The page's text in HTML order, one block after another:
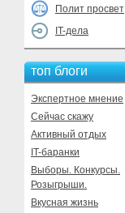
Полит просвет
IT-дела
топ блоги
Экспертное мнение
Сейчас скажу
Активный отдых
IT-баранки
Выборы. Конкурсы.
Розыгрыши.
Вкусная жизнь